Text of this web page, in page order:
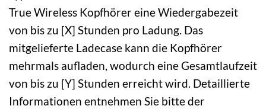
True Wireless Kopfhörer eine Wiedergabezeit
von bis zu [X] Stunden pro Ladung. Das
mitgelieferte Ladecase kann die Kopfhörer
mehrmals aufladen, wodurch eine Gesamtlaufzeit
von bis zu [Y] Stunden erreicht wird. Detaillierte
Informationen entnehmen Sie bitte der